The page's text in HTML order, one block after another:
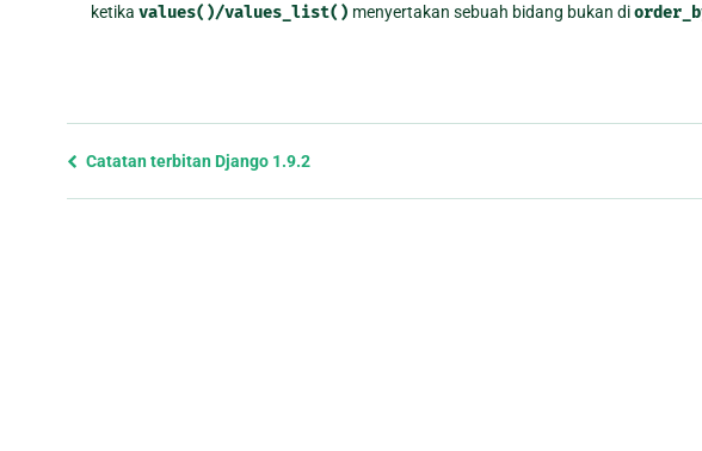
ketika values()/values_list() menyertakan sebuah bidang bukan di
Previous
Catatan terbitan Django 1.9.2